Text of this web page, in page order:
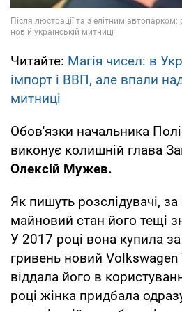
Читайте: Магія чисел: в
імпорт і ВВП, але впали
митниці
Обов'язки начальника
виконує колишній глава
Олексій Мужев.
Як пишуть розслідувачі,
майновий стан його тещі
У 2017 році вона купила
гривень новий Volkswagen
віддала його в
році жінка придбала